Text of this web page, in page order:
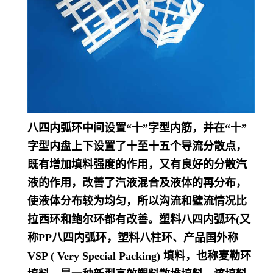
八四内弧环中间设置“十”字型内筋，并在“十”
字型内盘上下设置了十至十五个导流分散点，
既有增加填料强度的作用，又有良好的分散汽
液的作用，改善了汽液混合及液体的再分布，
使液体分布较为均匀，所以沟流和壁流情况比
拉西环和鲍尔环都有改善。 塑料八四内弧环(又
称PP八四内弧环，塑料八柱环、产品国外称
VSP ( Very Special Packing) 填料，也称麦勒环